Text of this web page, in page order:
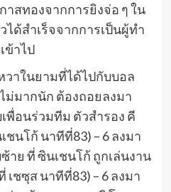
าสทองจากการยิงจ่อ ๆ ใน
ด้สำเร็จจากการเป็นผู้ทำ
ข้าไป
วาในยามที่ได้ไปกับบอล
ม่มากนัก ต้องถอยลงมา
พื่อนร่วมทีม ตัวสำรอง คี
นโก้ นาทีที่83) – 6 ลงมา
าย ที่ ซินเชนโก้ ถูกเล่นงาน
เชซุส นาทีที่83) – 6 ลงมา